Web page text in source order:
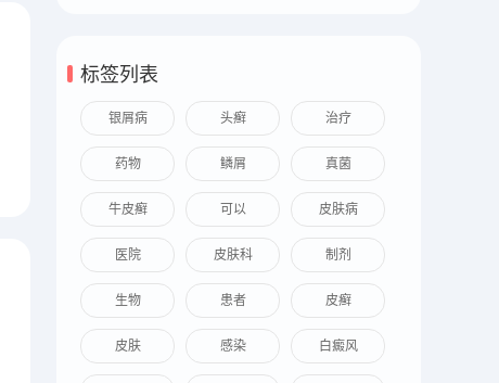
标签列表
银屑病 头癣 治疗
药物 鳞屑 真菌
牛皮癣 可以 皮肤病
医院 皮肤科 制剂
生物 患者 皮癣
皮肤 感染 白癜风